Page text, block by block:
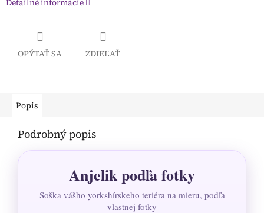
Detailné informácie
OPÝTAŤ SA ZDIEĽAŤ
Popis
Podrobný popis
Anjelik podľa fotky
Soška vášho yorkshírskeho teriéra na mieru, podľa
vlastnej fotky